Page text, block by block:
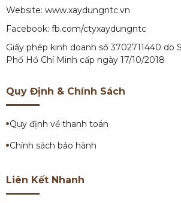
Website: www.xaydungntc.vn
Facebook: fb.com/ctyxaydungntc
Giấy phép kinh doanh số 3702711440 do
Phố Hồ Chí Minh cấp ngày 17/10/2018
Quy Định & Chính Sách
Quy định về thanh toán
Chính sách bảo hành
Liên Kết Nhanh